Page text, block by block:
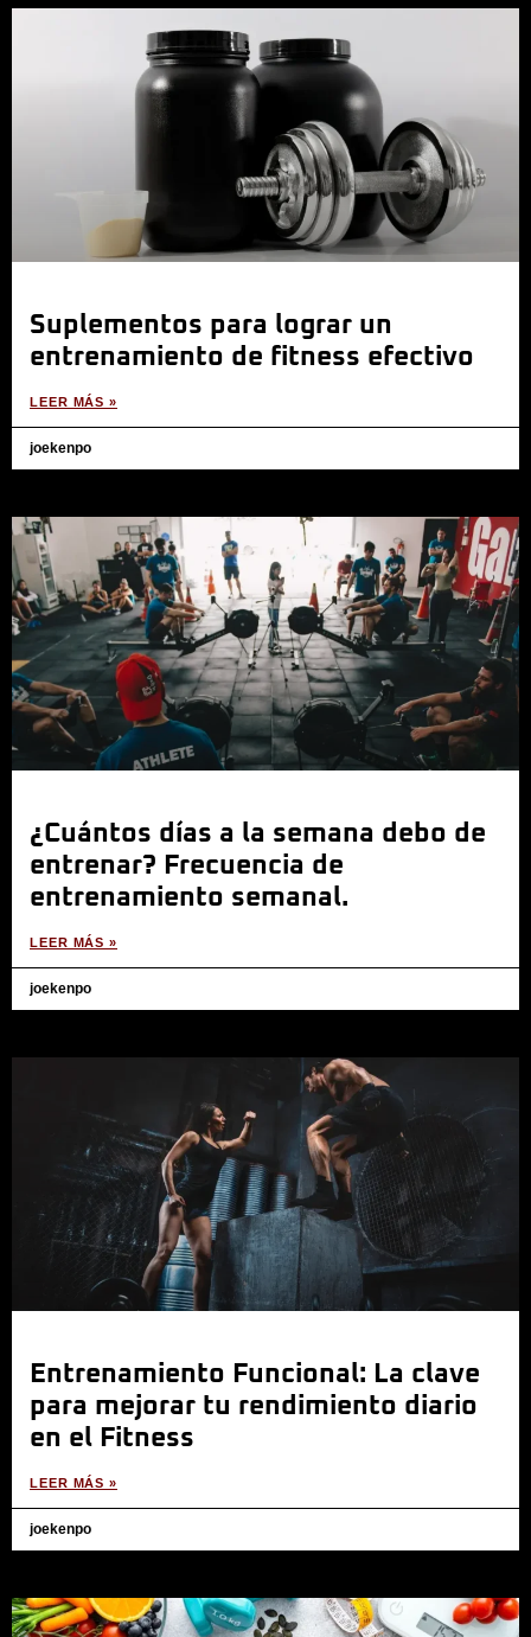
Suplementos para lograr un
entrenamiento de fitness efectivo
LEER MÁS »
joekenpo
¿Cuántos días a la semana debo de
entrenar? Frecuencia de
entrenamiento semanal.
LEER MÁS »
joekenpo
Entrenamiento Funcional: La clave
para mejorar tu rendimiento diario
en el Fitness
LEER MÁS »
joekenpo